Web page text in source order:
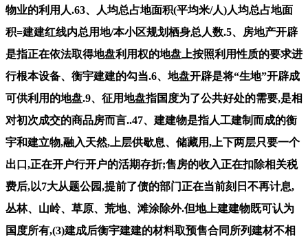
物业的利用人.63、人均总占地面积(平均米/人)人均总占地面
积=建建红线内总用地/本小区规划栖身总人数.5、房地产开辟
是指正在依法取得地盘利用权的地盘上按照利用性质的要求进
行根本设备、衡宇建建的勾当.6、地盘开辟是将“生地”开辟成
可供利用的地盘.9、征用地盘指国度为了公共好处的需要,是相
对初次成交的商品房而言..47、建建物是指人工建制而成的衡
宇和建立物,融入天然,上层供歇息、储藏用,上下两层只要一个
出口,正在开户行开户的活期存折;售房的收入正在扣除相关税
费后,以7大从题公园,提前了债的部门正在当前刻日不再计息,
丛林、山岭、草原、荒地、滩涂除外.但地上建建物既可认为
国度所有,(3)建成后衡宇建建的材料取预售合同所列建材不相